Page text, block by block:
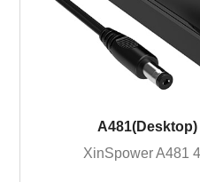
XinSpower A481